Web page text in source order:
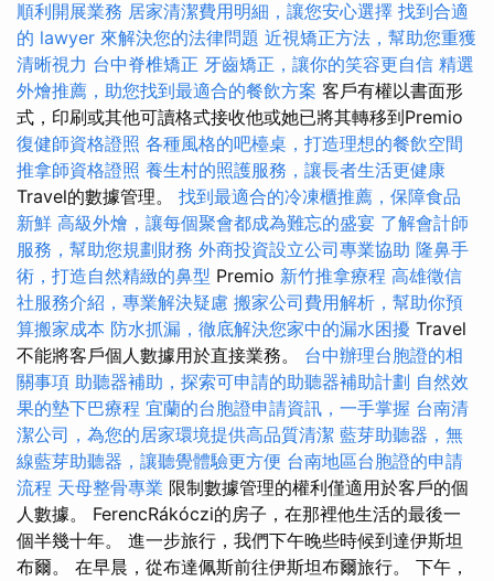
順利開展業務 居家清潔費用明細，讓您安心選擇 找到合適
的 lawyer 來解決您的法律問題 近視矯正方法，幫助您重獲
清晰視力 台中脊椎矯正 牙齒矯正，讓你的笑容更自信 精選
外燴推薦，助您找到最適合的餐飲方案 客戶有權以書面形
式，印刷或其他可讀格式接收他或她已將其轉移到Premio
復健師資格證照 各種風格的吧檯桌，打造理想的餐飲空間
推拿師資格證照 養生村的照護服務，讓長者生活更健康
Travel的數據管理。 找到最適合的冷凍櫃推薦，保障食品
新鮮 高級外燴，讓每個聚會都成為難忘的盛宴 了解會計師
服務，幫助您規劃財務 外商投資設立公司專業協助 隆鼻手
術，打造自然精緻的鼻型 Premio 新竹推拿療程 高雄徵信
社服務介紹，專業解決疑慮 搬家公司費用解析，幫助你預
算搬家成本 防水抓漏，徹底解決您家中的漏水困擾 Travel
不能將客戶個人數據用於直接業務。 台中辦理台胞證的相
關事項 助聽器補助，探索可申請的助聽器補助計劃 自然效
果的墊下巴療程 宜蘭的台胞證申請資訊，一手掌握 台南清
潔公司，為您的居家環境提供高品質清潔 藍芽助聽器，無
線藍芽助聽器，讓聽覺體驗更方便 台南地區台胞證的申請
流程 天母整骨專業 限制數據管理的權利僅適用於客戶的個
人數據。 FerencRákóczi的房子，在那裡他生活的最後一
個半幾十年。 進一步旅行，我們下午晚些時候到達伊斯坦
布爾。 在早晨，從布達佩斯前往伊斯坦布爾旅行。 下午，